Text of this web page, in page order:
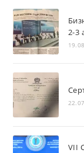
2-3
VII